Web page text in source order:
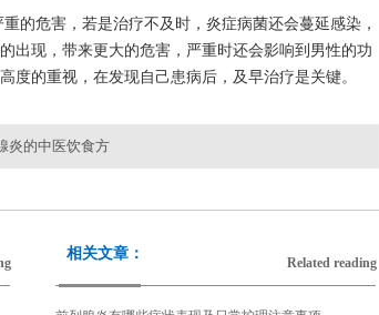
的危害，若是治疗不及时，炎症病菌还会蔓延感染，
出现，带来更大的危害，严重时还会影响到男性的功
度的重视，在发现自己患病后，及早治疗是关键。
炎的中医饮食方
相关文章：
Related reading